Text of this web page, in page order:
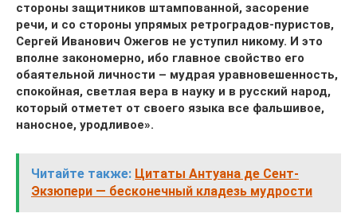
стороны защитников штампованной, засорение
речи, и со стороны упрямых ретроградов-пуристов,
Сергей Иванович Ожегов не уступил никому. И это
вполне закономерно, ибо главное свойство его
обаятельной личности – мудрая уравновешенность,
спокойная, светлая вера в науку и в русский народ,
который отметет от своего языка все фальшивое,
наносное, уродливое».
Читайте также: Цитаты Антуана де Сент-
Экзюпери — бесконечный кладезь мудрости